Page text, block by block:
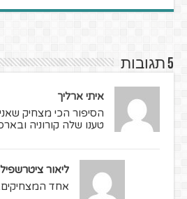
5 תגובות
איתי ארליך
הסיפור הכי מצחיק
טענו שלה קורוניה
ליאור
אחד